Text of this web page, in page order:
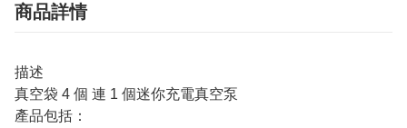
商品詳情
描述
真空袋 4 個 連 1 個迷你充電真空泵
產品包括：